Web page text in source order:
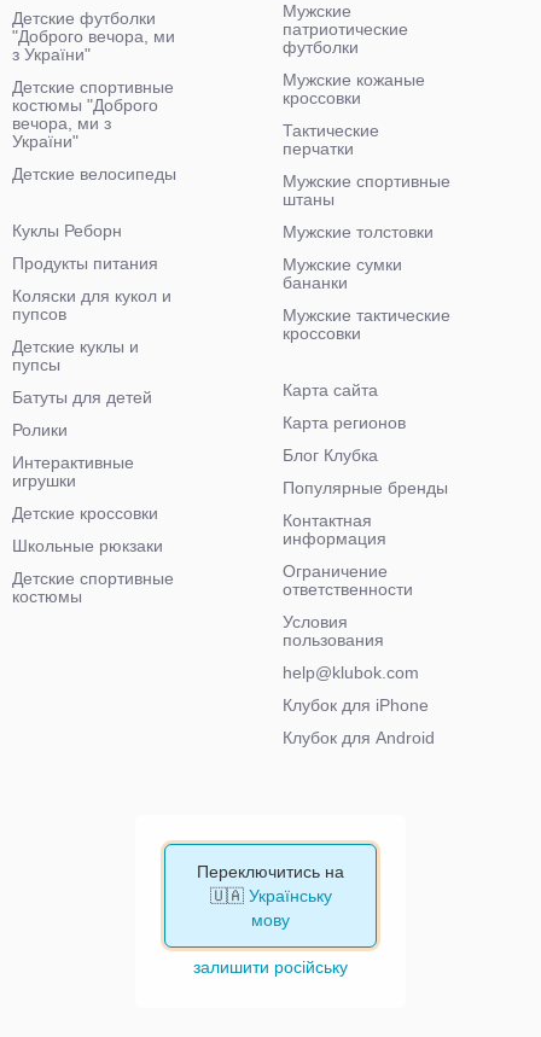
Детские футболки
"Доброго вечора, ми
з України"
Детские спортивные
костюмы "Доброго
вечора, ми з
України"
Детские велосипеды
Мужские
патриотические
футболки
Мужские кожаные
кроссовки
Тактические
перчатки
Мужские спортивные
штаны
Мужские толстовки
Мужские сумки
бананки
Мужские тактические
кроссовки
Куклы Реборн
Продукты питания
Коляски для кукол и
пупсов
Детские куклы и
пупсы
Батуты для детей
Ролики
Интерактивные
игрушки
Детские кроссовки
Школьные рюкзаки
Детские спортивные
костюмы
Карта сайта
Карта регионов
Блог Клубка
Популярные бренды
Контактная
информация
Ограничение
ответственности
Условия
пользования
help@klubok.com
Клубок для iPhone
Клубок для Android
Переключитись на
🇺🇦 Українську
мову
залишити російську